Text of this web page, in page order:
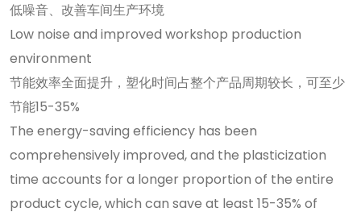
低噪音、改善车间生产环境
Low noise and improved workshop production
environment
节能效率全面提升，塑化时间占整个产品周期较长，可至少
节能15-35%
The energy-saving efficiency has been
comprehensively improved, and the plasticization
time accounts for a longer proportion of the entire
product cycle, which can save at least 15-35% of